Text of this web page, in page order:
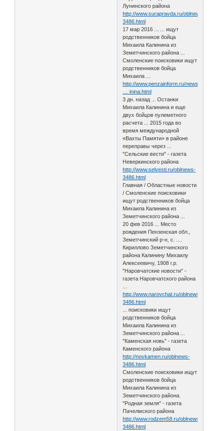
Лунинского района
http://www.surapravda.ru/oblnews-
3486.html
17 мар 2016 ... ... ищут
родственников бойца
Михаила Калинина из
Земетчинского района ...
Смоленские поисковики ищут
родственников бойца
Михаила ...
http://www.penzainform.ru/news/social/2
… inina.html
3 дн. назад ... Останки
Михаила Калинина и еще
двух бойцов пулеметного
расчета ... 2015 года во
время международной
«Вахты Памяти» в районе
переправы через ...
"Сельские вести" - газета
Неверкинского района
http://www.selvesti.ru/oblnews-
3486.html
Главная / Областные новости
/ Смоленские поисковики
ищут родственников бойца
Михаила Калинина из
Земетчинского района ...
20 фев 2016 ... Место
рождения Пензенская обл.,
Земетчинский р-н, с. ....
Кириллово Земетчинского
района Калинину Михаилу
Алексеевичу, 1908 г.р.
"Наровчатские новости" -
газета Наровчатского района
...
http://www.narovchat.ru/oblnews-
3486.html
... поисковики ищут
родственников бойца
Михаила Калинина из
Земетчинского района ...
"Каменская новь" - газета
Каменского района
http://novkamen.ru/oblnews-
3486.html
Смоленские поисковики ищут
родственников бойца
Михаила Калинина из
Земетчинского района.
"Родная земля" - газета
Пачелмского района
http://www.rodzem58.ru/oblnews-
3486.html